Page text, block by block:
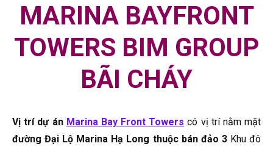
MARINA BAYFRONT
TOWERS BIM GROUP
BÃI CHÁY
Vị trí dự án Marina Bay Front Towers có vị trí nằm mặt
đường Đại Lộ Marina Hạ Long thuộc bán đảo 3Khu đô